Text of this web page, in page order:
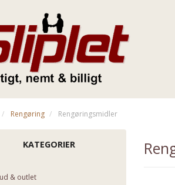
Rengøring Rengøringsmidler
KATEGORIER
& outlet